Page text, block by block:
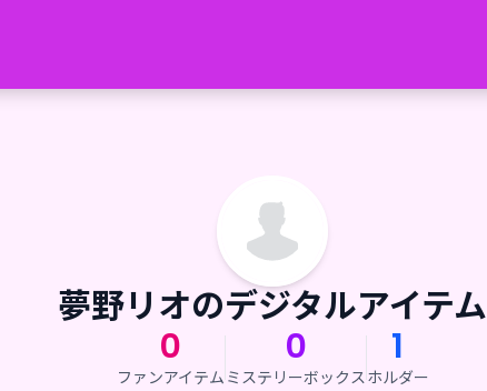
夢野リオのデジタルアイテム
0
ファンアイテム
0
ミステリーボックス
1
ホルダー